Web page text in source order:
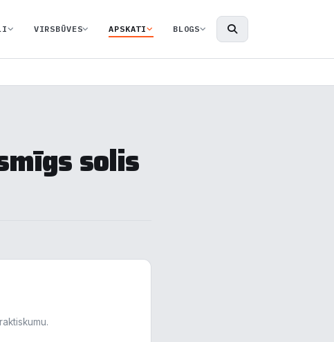
VIRSBŪVES APSKATI BLOGS
solis